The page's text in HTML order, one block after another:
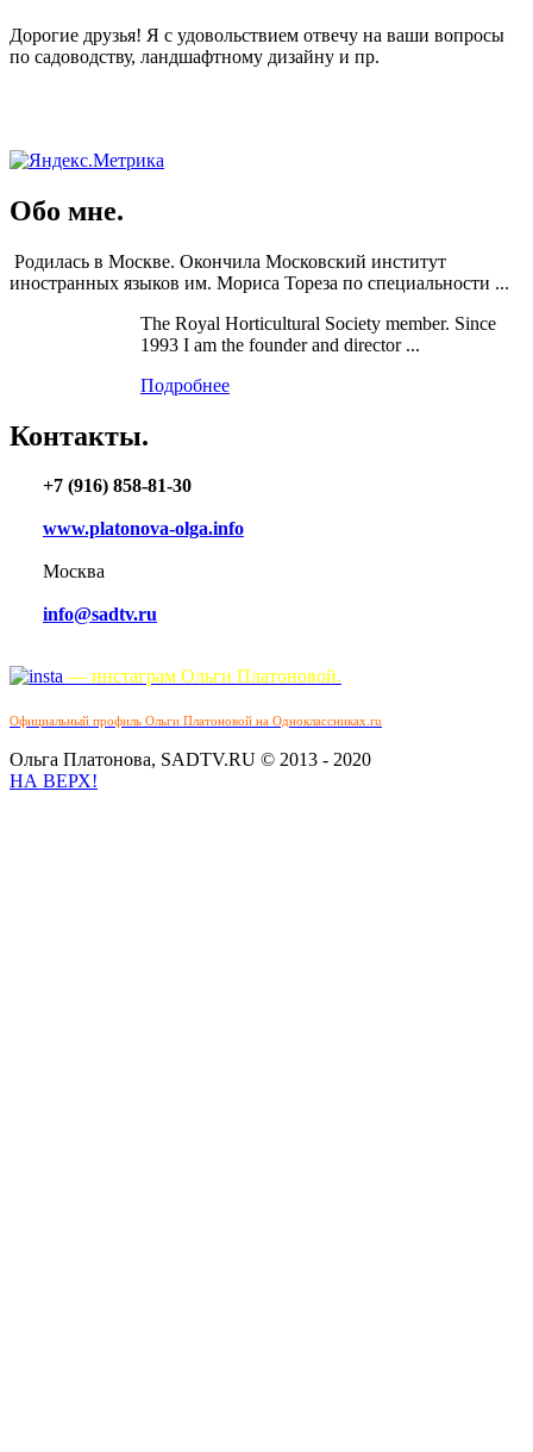
Дорогие друзья! Я с удовольствием отвечу на ваши вопросы
по садоводству, ландшафтному дизайну и пр.
Обо мне.
Родилась в Москве. Окончила Московский институт
иностранных языков им. Мориса Тореза по специальности ...
The Royal Horticultural Society member. Since
1993 I am the founder and director ...
Подробнее
Контакты.
+7 (916) 858-81-30
www.platonova-olga.info
Москва
info@sadtv.ru
— инстаграм Ольги Платоновой.
Официальный профиль Ольги Платоновой на Одноклассниках.ru
Ольга Платонова, SADTV.RU © 2013 - 2020
НА ВЕРХ!